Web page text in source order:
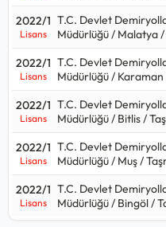
2022/1
Lisans
T.C. Devlet
Müdürlüğü / Malatya
2022/1
Lisans
T.C. Devlet
Müdürlüğü /
2022/1
Lisans
T.C. Devlet
Müdürlüğü / Bitlis /
2022/1
Lisans
T.C. Devlet
Müdürlüğü / Muş /
2022/1
Lisans
T.C. Devlet
Müdürlüğü / Bingöl /